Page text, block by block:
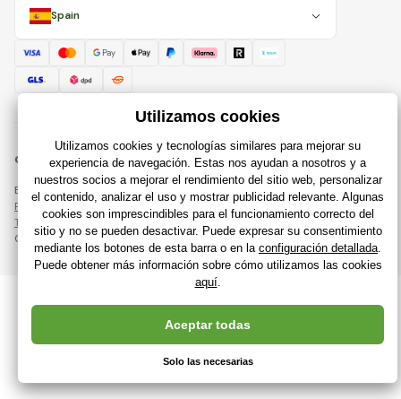
Spain
© 2018 - 2026 Raijuguetes.es, Todos los derechos reservados
Esta página está protegida por reCAPTCHA y se aplican
Política de privacidad
compañías de Google y su
Términos y condiciones.
Creación de tiendas en línea eficientes desdeRIESENIA